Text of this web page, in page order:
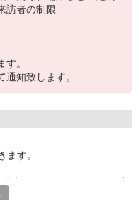
訪者の制限
。
知致します。
ます。